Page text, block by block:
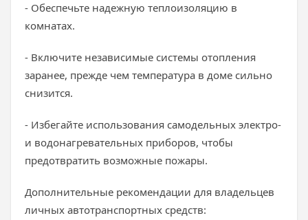
- Обеспечьте надежную теплоизоляцию в
комнатах.
- Включите независимые системы отопления
заранее, прежде чем температура в доме сильно
снизится.
- Избегайте использования самодельных электро-
и водонагревательных приборов, чтобы
предотвратить возможные пожары.
Дополнительные рекомендации для владельцев
личных автотранспортных средств: